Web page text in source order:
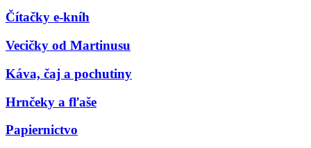
Čítačky e-kníh
Vecičky od Martinusu
Káva, čaj a pochutiny
Hrnčeky a fľaše
Papiernictvo